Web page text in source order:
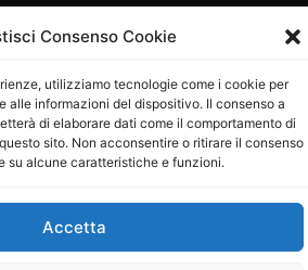
Consenso Cookie
utilizziamo tecnologie come i cookie per
alle informazioni del dispositivo. Il consenso a
di elaborare dati come il comportamento di
sito. Non acconsentire o ritirare il consenso
su alcune caratteristiche e funzioni.
Accetta